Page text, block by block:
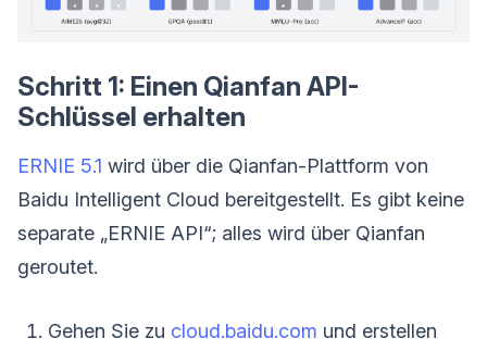
Schritt 1: Einen Qianfan API-
Schlüssel erhalten
ERNIE 5.1 wird über die Qianfan-Plattform von
Baidu Intelligent Cloud bereitgestellt. Es gibt keine
separate „ERNIE API“; alles wird über Qianfan
geroutet.
Gehen Sie zu cloud.baidu.com und erstellen